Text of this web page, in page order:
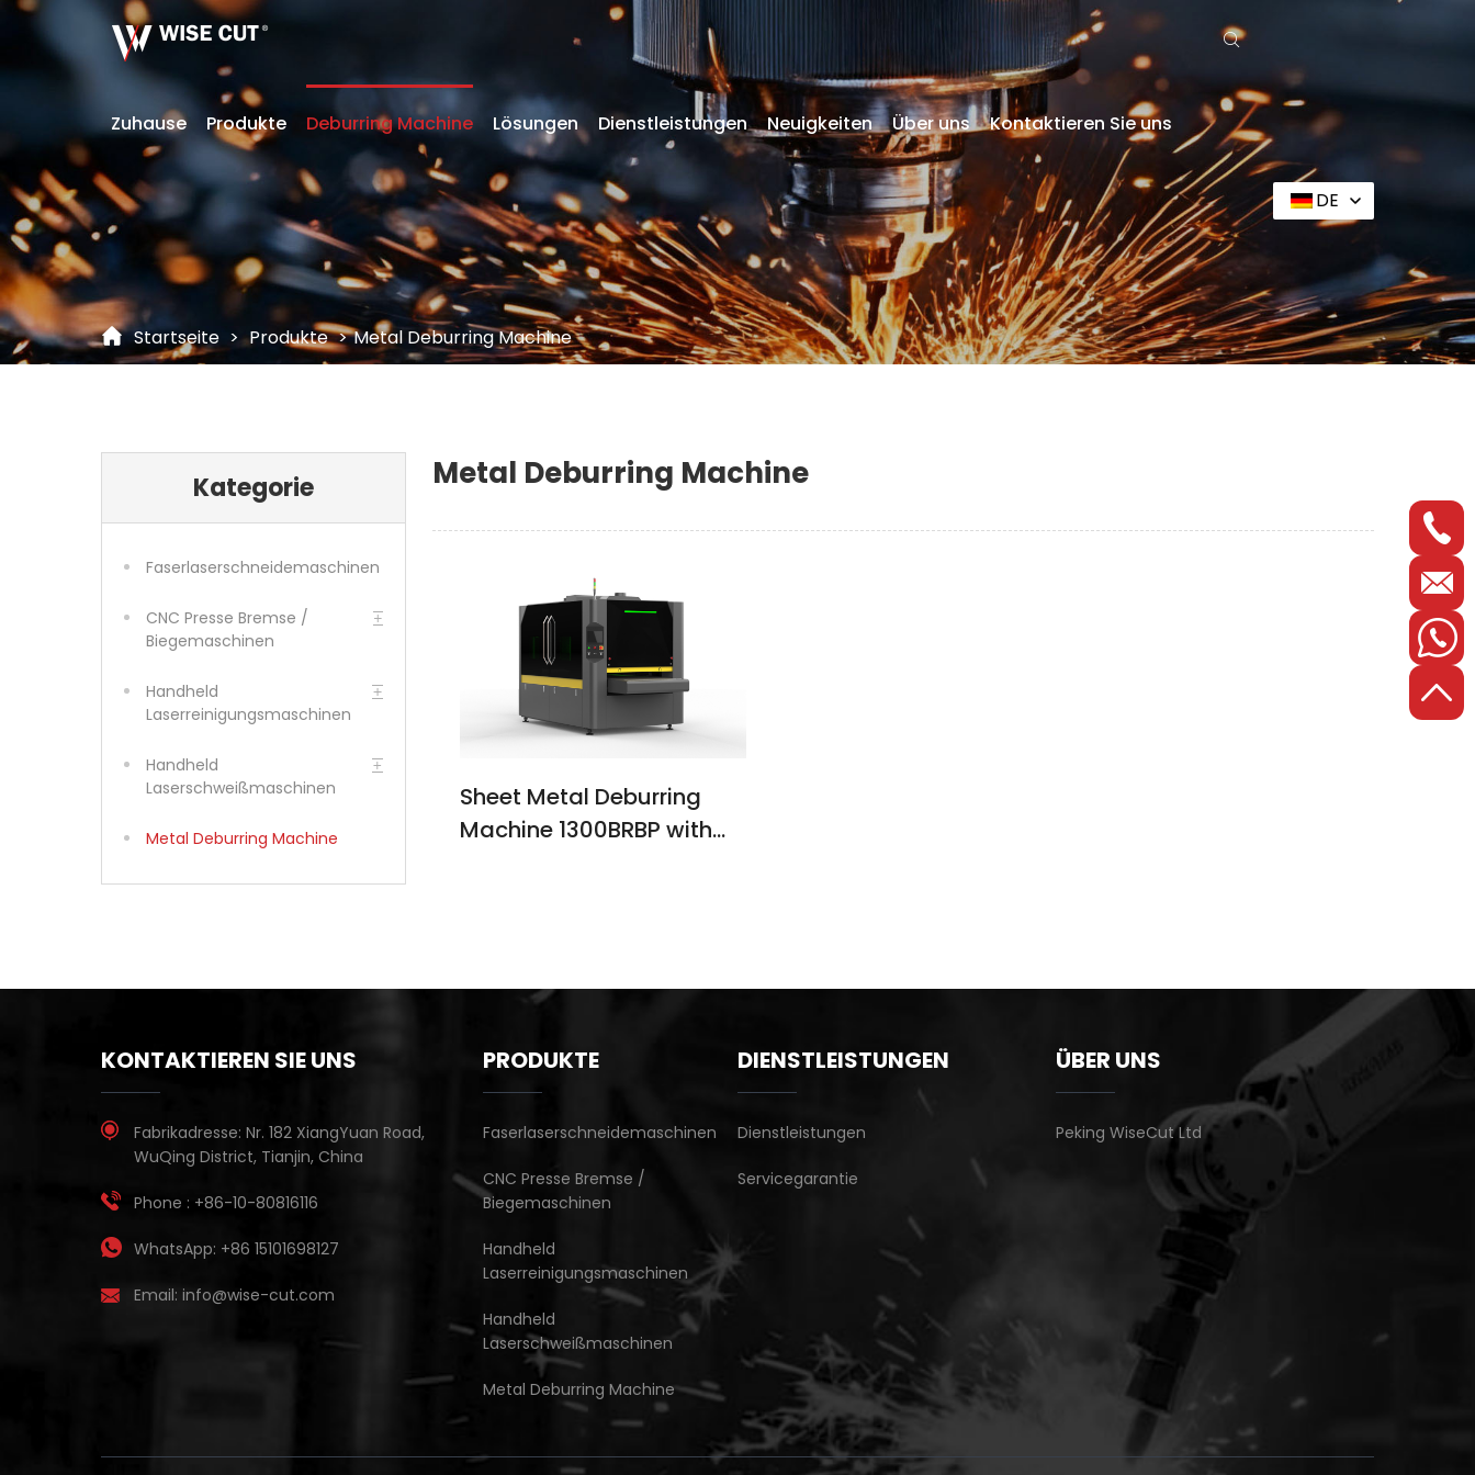
Zuhause Produkte Deburring Machine Lösungen Dienstleistungen Neuigkeiten Über uns Kontaktieren Sie uns
DE
Startseite > Produkte > Metal Deburring Machine
Kategorie
Faserlaserschneidemaschinen
CNC Presse Bremse /
Biegemaschinen
Handheld
Laserreinigungsmaschinen
Handheld
Laserschweißmaschinen
Metal Deburring Machine
Metal Deburring Machine
Sheet Metal Deburring
Machine 1300BRBP with
KONTAKTIEREN SIE UNS
Fabrikadresse: Nr. 182 XiangYuan Road,
WuQing District, Tianjin, China
Phone : +86-10-80816116
WhatsApp: +86 15101698127
Email: info@wise-cut.com
PRODUKTE
Faserlaserschneidemaschinen
CNC Presse Bremse /
Biegemaschinen
Handheld
Laserreinigungsmaschinen
Handheld
Laserschweißmaschinen
Metal Deburring Machine
DIENSTLEISTUNGEN
Dienstleistungen
Servicegarantie
ÜBER UNS
Peking WiseCut Ltd